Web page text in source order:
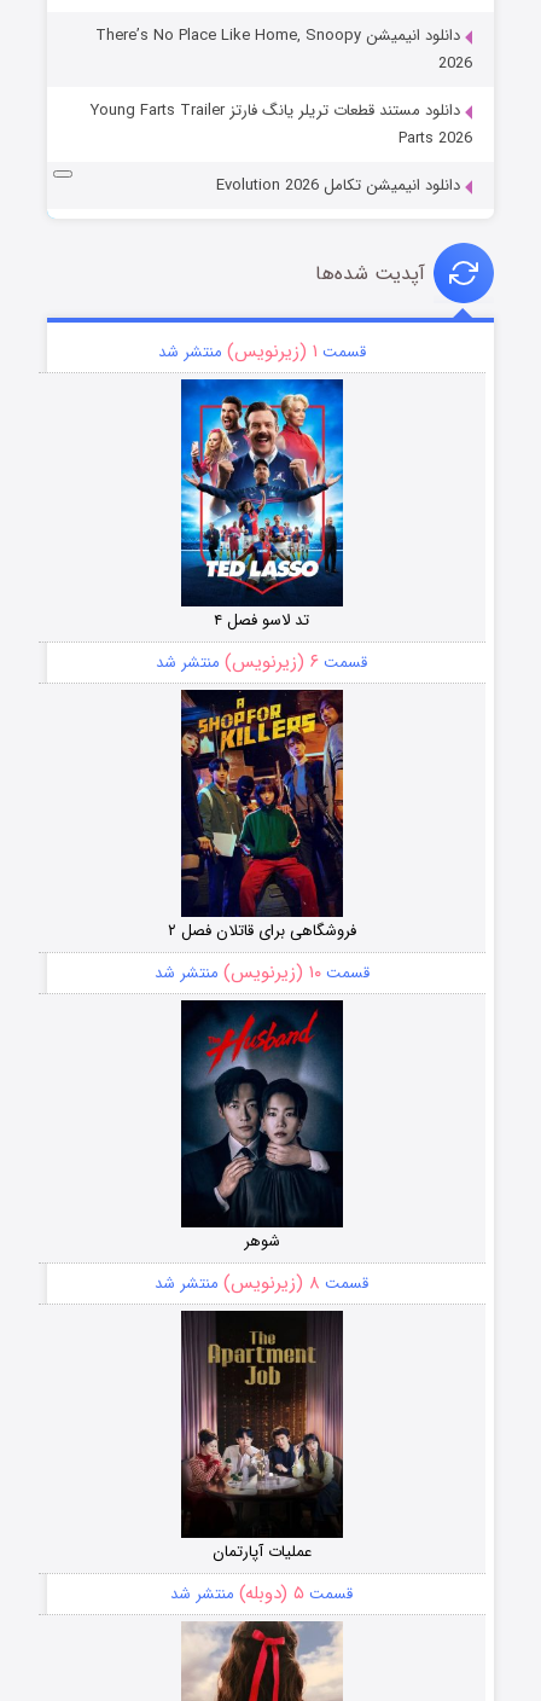
دانلود انیمیشن There’s No Place Like Home, Snoopy
2026
دانلود مستند قطعات تریلر یانگ فارتز Young Farts Trailer
Parts 2026
دانلود انیمیشن تکامل Evolution 2026
آپدیت شده‌ها
قسمت ۱ (زیرنویس) منتشر شد
تد لاسو فصل ۴
قسمت ۶ (زیرنویس) منتشر شد
فروشگاهی برای قاتلان فصل ۲
قسمت۱۰ (زیرنویس) منتشر شد
شوهر
قسمت ۸ (زیرنویس) منتشر شد
عملیات آپارتمان
قسمت ۵ (دوبله) منتشر شد